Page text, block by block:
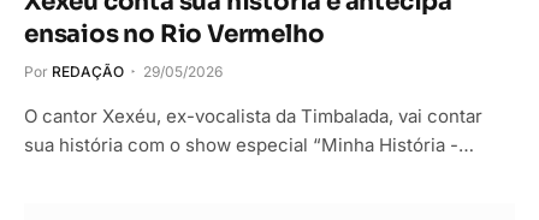
ensaios no Rio Vermelho
Por REDAÇÃO 29/05/2026
O cantor Xexéu, ex-vocalista da Timbalada, vai contar
sua história com o show especial “Minha História -…